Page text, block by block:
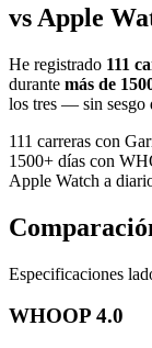
vs Apple
He registrado 111
durante más de
los tres — sin sesgo
111 carreras con
1500+ días con
Apple Watch a
Especificaciones
WHOOP 4.0